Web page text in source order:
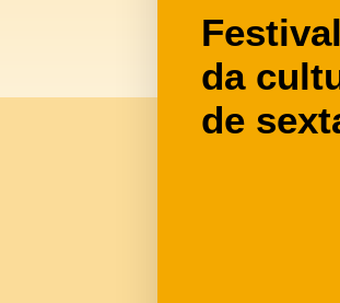
da
de